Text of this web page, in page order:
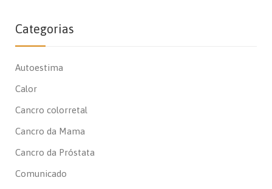
Categorias
Autoestima
Calor
Cancro colorretal
Cancro da Mama
Cancro da Próstata
Comunicado